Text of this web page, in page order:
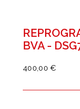
BVA -
400,00 €